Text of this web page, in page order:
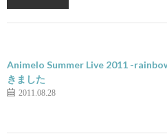
Animelo Summer Live 2011 -
きました
2011.08.28